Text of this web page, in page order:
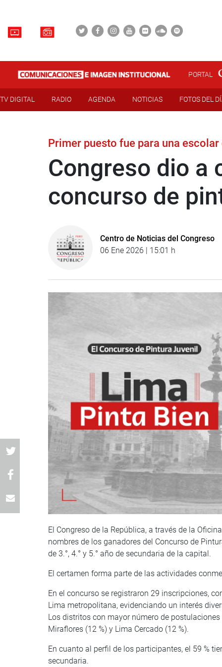
PORTAL
TV DIGITAL RADIO AGENDA NOTICIAS FOTOS DEL
Primer puesto fue para una escolar
Congreso dio a
concurso de
Centro de Noticias del Congreso
06 Ene 2026 | 15:01 h
El Congreso de la República, a través de la
nombres de los ganadores del Concurso de
de 3.°, 4.° y 5.° año de secundaria de la capital.
El certamen forma parte de las actividades
En el concurso se registraron 29 inscripciones,
Lima metropolitana, evidenciando un interés
Los distritos con mayor número de
Miraflores (12 %) y Lima Cercado (12 %).
En cuanto al perfil de los participantes, el 59 %
secundaria.